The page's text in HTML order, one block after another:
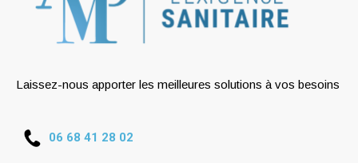
Laissez-nous apporter les meilleures solutions à vos besoins
06 68 41 28 02